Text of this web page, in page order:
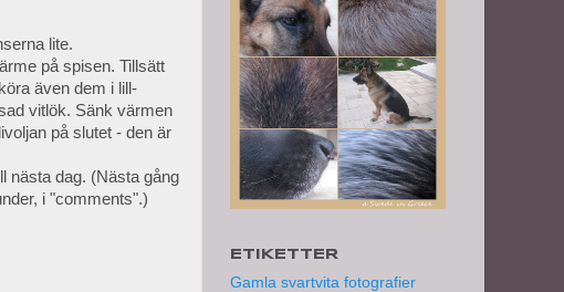
lite.
på spisen. Tillsätt
även dem i lill-
vitlök. Sänk värmen
på slutet - den är
nästa dag. (Nästa gång
i "comments".)
ETIKETTER
Gamla svartvita fotografier